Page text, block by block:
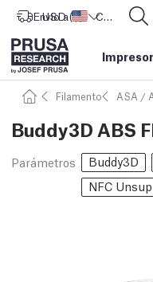
Envío a Estados
USD ($) CORE One L: ¡Ya disponible!
Filamento ASA /
Buddy3D ABS
Parámetros Buddy3D
NFC